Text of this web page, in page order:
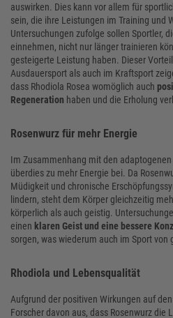
auswirken. Dies kann vor allem für
sein, die ihre Leistungen im Training und
Untersuchungen zufolge sollen Sportler,
einnehmen, nicht nur länger trainieren
gesteigerte Leistung haben. Dieser
Ausdauersport als auch im Kraftsport
dass Rhodiola Rosea womöglich auch
Regeneration haben und die Erholung
Rosenwurz für mehr Energie
Im Zusammenhang mit den
überdies zu mehr Energie bei. Da
Müdigkeit und chronische
lindern, steht dem Körper gleichzeitig
körperlich als auch geistig.
einen klaren Geist und eine bessere
sorgen, was wiederum auch im Sport von
Rhodiola und Lebensqualität
Aufgrund der positiven Wirkungen auf
Forscher davon aus, dass Rosenwurz die